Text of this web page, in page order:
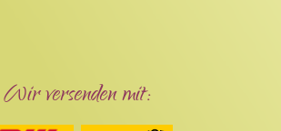
Wir versenden mit: